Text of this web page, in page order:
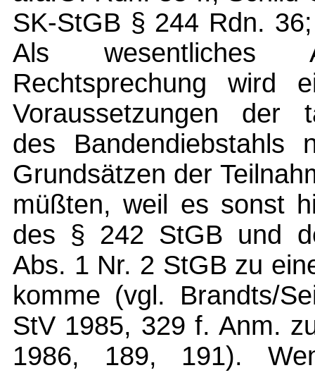
SK-StGB § 244 Rdn.
Als wesentliches
Rechtsprechung wird
Voraussetzungen der
des Bandendiebstahls
Grundsätzen der
müßten, weil es sonst
des § 242 StGB und
Abs. 1 Nr. 2 StGB zu
komme (vgl. Brandts/
StV 1985, 329 f. Anm.
1986, 189, 191).